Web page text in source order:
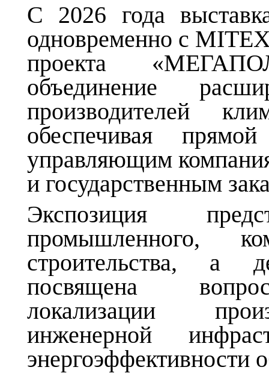
С 2026 года
одновременно с
проекта
объединение
производителей
обеспечивая
управляющим
и государственным
Экспозиция
промышленного,
строительства, а
посвящена
локализации
инженерной
энергоэффективности